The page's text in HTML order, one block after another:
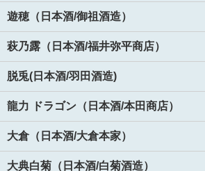
遊穂（日本酒/御祖酒造）
萩乃露（日本酒/福井弥平商店）
脱兎(日本酒/羽田酒造)
龍力 ドラゴン（日本酒/本田商店）
大倉（日本酒/大倉本家）
大典白菊（日本酒/白菊酒造）